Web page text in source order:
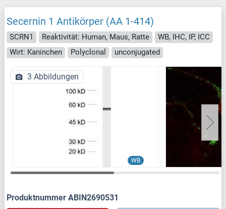
Secernin 1 Antikörper (AA 1-414)
SCRN1 Reaktivität: Human, Maus, Ratte
WB, IHC, IP, ICC
Wirt: Kaninchen
Polyclonal unconjugated
WB
3 Abbildungen
Produktnummer ABIN2690531